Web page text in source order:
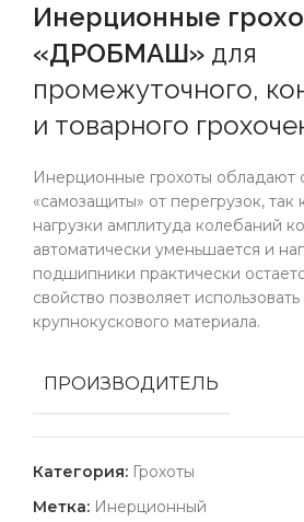
Инерционные
«ДРОБМАШ» для
промежуточного,
и товарного
Инерционные грохоты обладают
«самозащиты» от перегрузок, так
нагрузки амплитуда колебаний
автоматически уменьшается и
подшипники практически
свойство позволяет
крупнокускового материала.
ПРОИЗВОДИТЕЛЬ
Категория: Грохоты
Метка: Инерционный